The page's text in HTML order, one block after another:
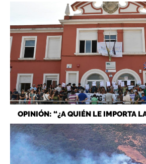
OPINIÓN: “¿A QUIÉN LE IMPORTA